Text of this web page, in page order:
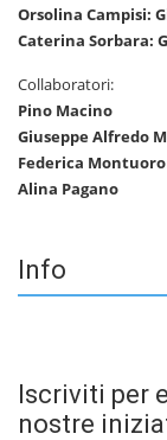
Orsolina Campisi:
Caterina Sorbara:
Collaboratori:
Pino Macino
Giuseppe Alfredo
Federica Montuoro
Alina Pagano
Info
Iscriviti per
nostre